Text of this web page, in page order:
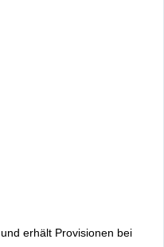
erhält Provisionen bei